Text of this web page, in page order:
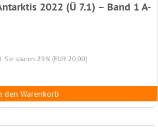
2022 (Ü 7.1) – Band 1 A-
Sie sparen 29% (EUR 20,00)
den Warenkorb